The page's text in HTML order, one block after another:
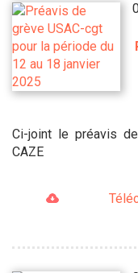
Ci-joint le préavis
CAZE